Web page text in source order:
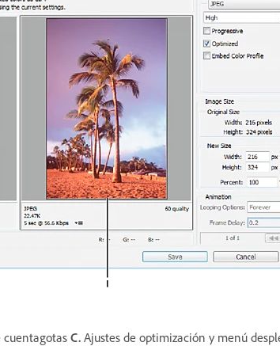
cuentagotas C. Ajustes de optimización y menú